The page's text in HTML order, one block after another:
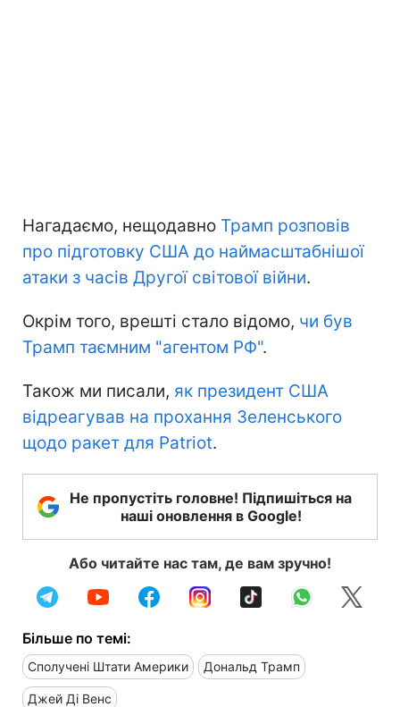
Нагадаємо, нещодавно Трамп розповів
про підготовку США до наймасштабнішої
атаки з часів Другої світової війни.
Окрім того, врешті стало відомо, чи був
Трамп таємним "агентом РФ".
Також ми писали, як президент США
відреагував на прохання Зеленського
щодо ракет для Patriot.
Не пропустіть головне! Підпишіться на
наші оновлення в Google!
Або читайте нас там, де вам зручно!
Більше по темі:
Сполучені Штати Америки Дональд Трамп
Джей Ді Венс